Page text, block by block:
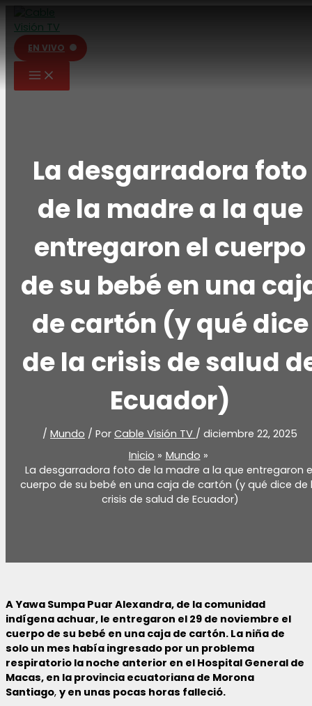
contenido
EN VIVO
La desgarradora foto
de la madre a la que
entregaron el cuerpo
de su bebé en una
de cartón (y qué dice
de la crisis de salud
Ecuador)
/ Mundo / Por Cable Visión TV / diciembre 22, 2025
Inicio
Mundo
La desgarradora foto de la madre a la que entregaron
cuerpo de su bebé en una caja de cartón (y qué dice de
crisis de salud de Ecuador)
A Yawa Sumpa Puar Alexandra, de la comunidad
indígena achuar, le entregaron el 29 de noviembre el
cuerpo de su bebé en una caja de cartón. La niña de
solo un mes había ingresado por un problema
respiratorio la noche anterior en el Hospital General de
Macas, en la provincia ecuatoriana de Morona
Santiago, y en unas pocas horas falleció.